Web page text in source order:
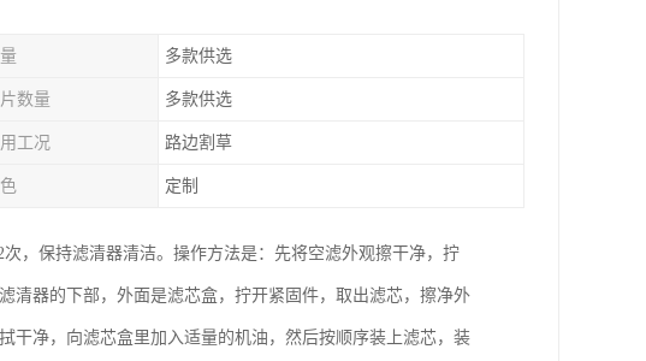
多款供选
数量 多款供选
工况 路边割草
定制
，保持滤清器清洁。操作方法是：先将空滤外观擦干净，拧
清器的下部，外面是滤芯盒，拧开紧固件，取出滤芯，擦净外
干净，向滤芯盒里加入适量的机油，然后按顺序装上滤芯，装